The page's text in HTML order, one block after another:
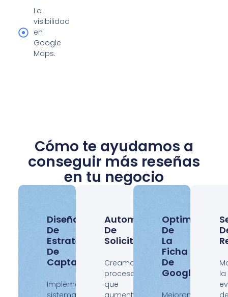
La
visibilidad
en
Google
Maps.
Cómo te ayudamos a
conseguir más reseñas
en tu negocio
Diseño
De
Estrategias
De
Captación
Implementamos
sistemas
Automatización
De
Solicitudes
Creamos
procesos
que
aumentan
Optimización
De
La
Ficha
De
Google
Mejoramos
la